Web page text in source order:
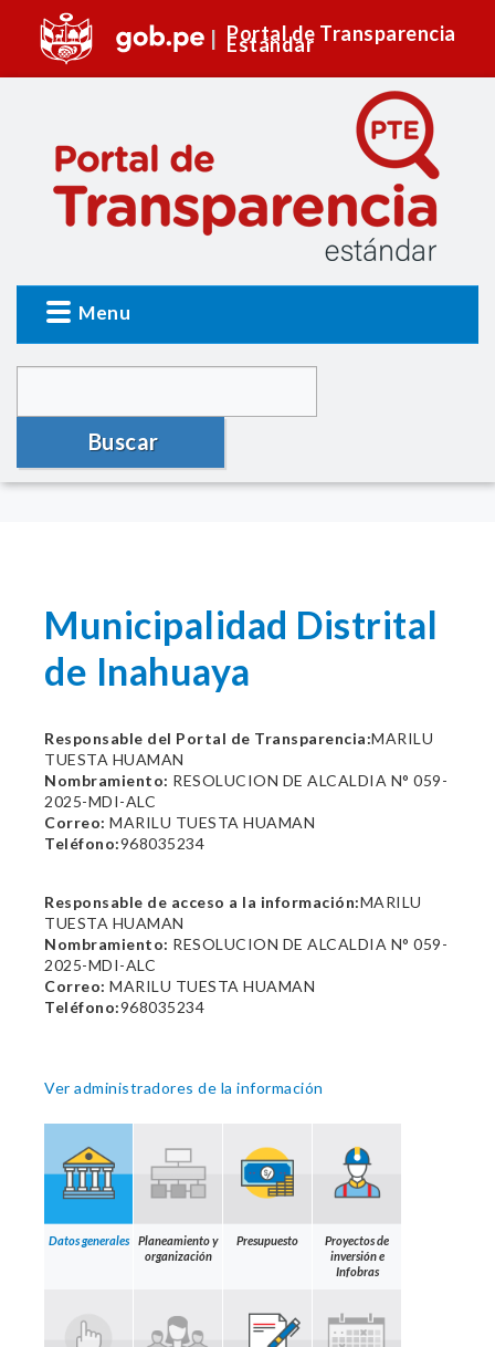
Portal de Transparencia
Estándar
Menu
Buscar
Municipalidad Distrital
de Inahuaya
Responsable del Portal de Transparencia:MARILU
TUESTA HUAMAN
Nombramiento: RESOLUCION DE ALCALDIA N° 059-
2025-MDI-ALC
Correo: MARILU TUESTA HUAMAN
Teléfono:968035234
Responsable de acceso a la información:MARILU
TUESTA HUAMAN
Nombramiento: RESOLUCION DE ALCALDIA N° 059-
2025-MDI-ALC
Correo: MARILU TUESTA HUAMAN
Teléfono:968035234
Ver administradores de la información
Datos generales
Planeamiento y
organización
Presupuesto
Proyectos de
inversión e
Infobras